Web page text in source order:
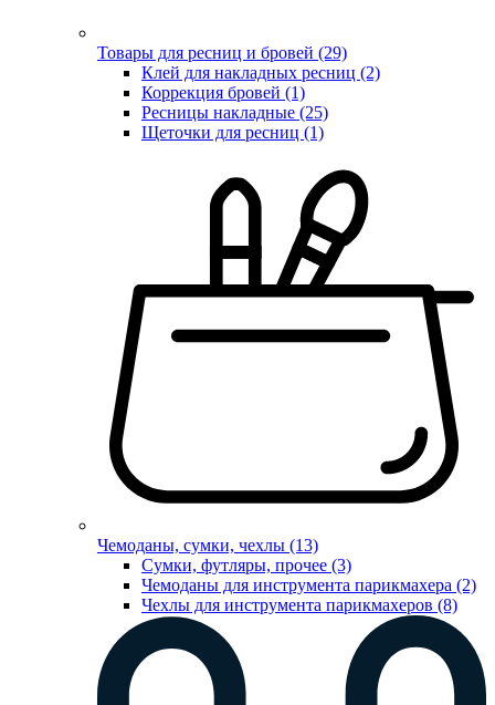
Товары для ресниц и бровей (29)
Клей для накладных ресниц (2)
Коррекция бровей (1)
Ресницы накладные (25)
Щеточки для ресниц (1)
Чемоданы, сумки, чехлы (13)
Сумки, футляры, прочее (3)
Чемоданы для инструмента парикмахера (2)
Чехлы для инструмента парикмахеров (8)